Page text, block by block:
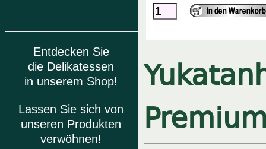
Entdecken Sie
die Delikatessen
in unserem Shop!
Lassen Sie sich von
unseren Produkten
verwöhnen!